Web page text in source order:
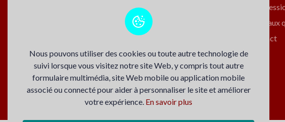
conférences inspirantes et
Suivez-nous
Foire aux
Contact
Nous pouvons utiliser des cookies ou toute autre technologie de
suivi lorsque vous visitez notre site Web, y compris tout autre
formulaire multimédia, site Web mobile ou application mobile
associé ou connecté pour aider à personnaliser le site et améliorer
votre expérience. En savoir plus